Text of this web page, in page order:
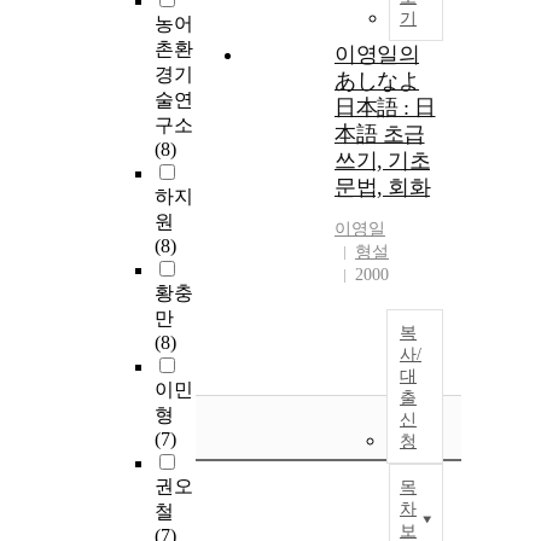
농어
촌환
경기
술연
구소
(8)
하지
원
(8)
황충
만
(8)
이민
형
(7)
권오
철
(7)
기
이영일의
あしなよ
日本語 : 日
本語 초급
쓰기, 기초
문법, 회화
이영일
형설
2000
복
사/
대
출
신
청
목
차
보